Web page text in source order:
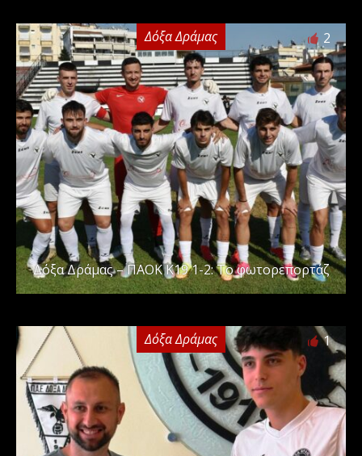
Δόξα Δράμας 2
Δόξα Δράμας – ΠΑΟΚ Κ19 1-2: Το φωτορεπορτάζ
Δόξα Δράμας 1